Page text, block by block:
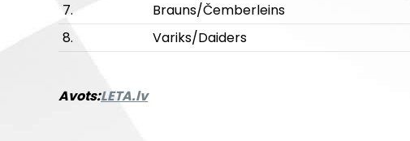
7.
Brauns/Čemberleins
8.
Variks/Daiders
Avots:LETA.lv